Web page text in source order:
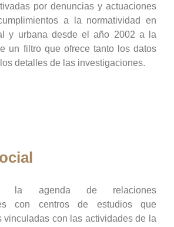
por denuncias y actuaciones
a la normatividad en
y urbana desde el año 2002 a la
un filtro que ofrece tanto los datos
detalles de las investigaciones.
la agenda de relaciones
con centros de estudios que
vinculadas con las actividades de la